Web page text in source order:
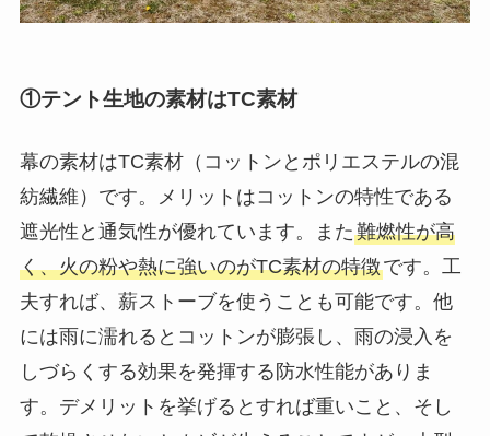
①テント生地の素材はTC素材
幕の素材はTC素材（コットンとポリエステルの混
紡繊維）です。メリットはコットンの特性である
遮光性と通気性が優れています。また難燃性が高
く、火の粉や熱に強いのがTC素材の特徴です。工
夫すれば、薪ストーブを使うことも可能です。他
には雨に濡れるとコットンが膨張し、雨の浸入を
しづらくする効果を発揮する防水性能がありま
す。デメリットを挙げるとすれば重いこと、そし